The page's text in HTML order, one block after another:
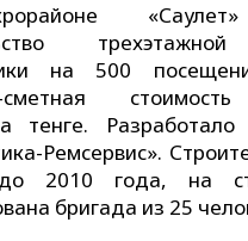
на 500
сметная
тенге.
Ремсервис».
до 2010 года, на
бригада из 25